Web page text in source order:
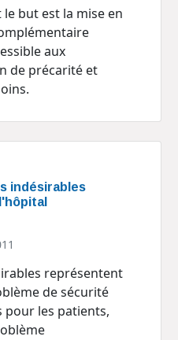
but est la mise en
aux
de précarité et
indésirables
représentent
de sécurité
pour les patients,